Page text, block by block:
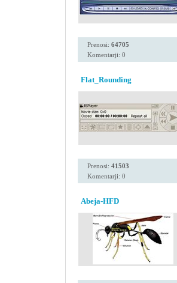
Prenosi: 64705
Komentarji: 0
Flat_Rounding
Prenosi: 41503
Komentarji: 0
Abeja-HFD